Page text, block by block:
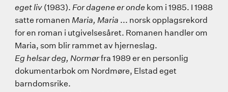
eget liv (1983). For dagene er onde kom i 1985. I 1988
satte romanen Maria, Maria ... norsk opplagsrekord
for en roman i utgivelsesåret. Romanen handler om
Maria, som blir rammet av hjerneslag.
Eg helsar deg, Normørfra 1989 er en personlig
dokumentarbok om Nordmøre, Elstad eget
barndomsrike.